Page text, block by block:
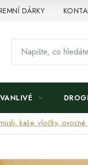
DÁRKY
kaše, vločky,